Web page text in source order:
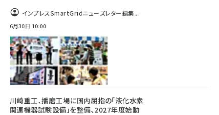
インプレスSmartGridニューズレター編集...
6月30日 10:00
川崎重工、播磨工場に国内屈指の「液化水素
関連機器試験設備」を整備、2027年度始動